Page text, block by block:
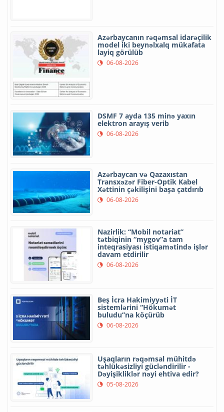
Azərbaycanın rəqəmsal idarəçilik
model iki beynəlxalq mükafata
layiq görülüb
06-08-2026
DSMF 7 ayda 135 minə yaxın
elektron arayış verib
06-08-2026
Azərbaycan və Qazaxıstan
Transxəzər Fiber-Optik Kabel
Xəttinin çəkilişini başa çatdırıb
06-08-2026
Nazirlik: “Mobil notariat”
tətbiqinin “mygov”a tam
inteqrasiyası istiqamətində işlər
davam etdirilir
06-08-2026
Beş İcra Hakimiyyəti İT
sistemlərini “Hökumət
buludu”na köçürüb
06-08-2026
Uşaqların rəqəmsal mühitdə
təhlükəsizliyi gücləndirilir -
Dəyişikliklər nəyi ehtiva edir?
05-08-2026